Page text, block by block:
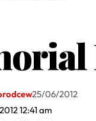
12:41 am
25/06/2012